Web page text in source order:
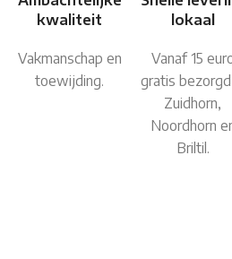
kwaliteit
Vakmanschap en
toewijding.
lokaal
Vanaf 15
gratis
Zuidhorn,
Noordhorn
Briltil.